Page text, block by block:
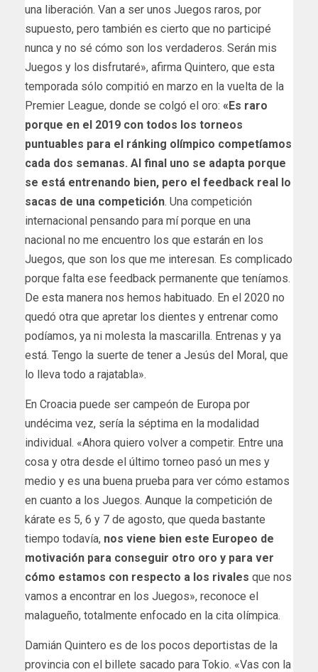
una liberación. Van a ser unos Juegos raros, por
supuesto, pero también es cierto que no participé
nunca y no sé cómo son los verdaderos. Serán mis
Juegos y los disfrutaré», afirma Quintero, que esta
temporada sólo compitió en marzo en la vuelta de la
Premier League, donde se colgó el oro: «Es raro
porque en el 2019 con todos los torneos
puntuables para el ránking olímpico competíamos
cada dos semanas. Al final uno se adapta porque
se está entrenando bien, pero el feedback real lo
sacas de una competición. Una competición
internacional pensando para mí porque en una
nacional no me encuentro los que estarán en los
Juegos, que son los que me interesan. Es complicado
porque falta ese feedback permanente que teníamos.
De esta manera nos hemos habituado. En el 2020 no
quedó otra que apretar los dientes y entrenar como
podíamos, ya ni molesta la mascarilla. Entrenas y ya
está. Tengo la suerte de tener a Jesús del Moral, que
lo lleva todo a rajatabla».
En Croacia puede ser campeón de Europa por
undécima vez, sería la séptima en la modalidad
individual. «Ahora quiero volver a competir. Entre una
cosa y otra desde el último torneo pasó un mes y
medio y es una buena prueba para ver cómo estamos
en cuanto a los Juegos. Aunque la competición de
kárate es 5, 6 y 7 de agosto, que queda bastante
tiempo todavía, nos viene bien este Europeo de
motivación para conseguir otro oro y para ver
cómo estamos con respecto a los rivales que nos
vamos a encontrar en los Juegos», reconoce el
malagueño, totalmente enfocado en la cita olímpica.
Damián Quintero es de los pocos deportistas de la
provincia con el billete sacado para Tokio. «Vas con la